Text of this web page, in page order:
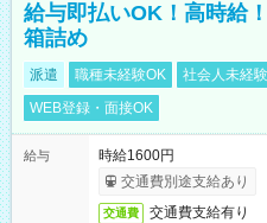
給与即払いOK！高時給
箱詰め
派遣 職種未経験OK 社会人未経
WEB登録・面接OK
給与
時給1600円
交通費別途支給あり
交通費 交通費支給有り